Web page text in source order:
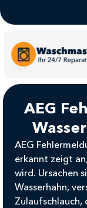
AEG
AEG
erkannt zeigt
wird. Ursachen
Wasserhahn,